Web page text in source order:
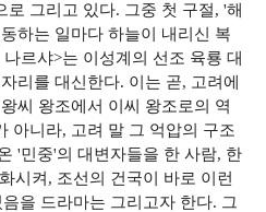
그리고 있다. 그중 첫 구절, '해
하는 일마다 하늘이 내리신 복
르샤>는 이성계의 선조 육룡 대
리를 대신한다. 이는 곧, 고려에
씨 왕조에서 이씨 왕조로의 역
아니라, 고려 말 그 억압의 구조
'민중'의 대변자들을 한 사람, 한
시켜, 조선의 건국이 바로 이런
을 드라마는 그리고자 한다. 그